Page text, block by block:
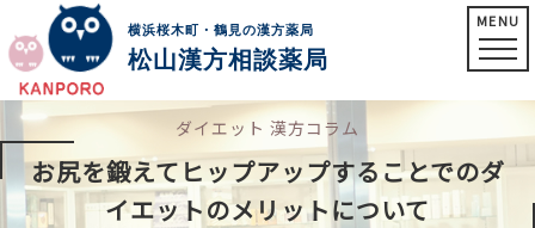
横浜桜木町・鶴見の漢方薬局
松山漢方相談薬局
MENU
ダイエット 漢方コラム
お尻を鍛えてヒップアップすることでのダ
イエットのメリットについて